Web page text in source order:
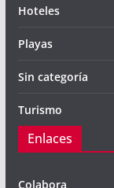
Hoteles
Playas
Sin categoría
Turismo
Enlaces
Colabora